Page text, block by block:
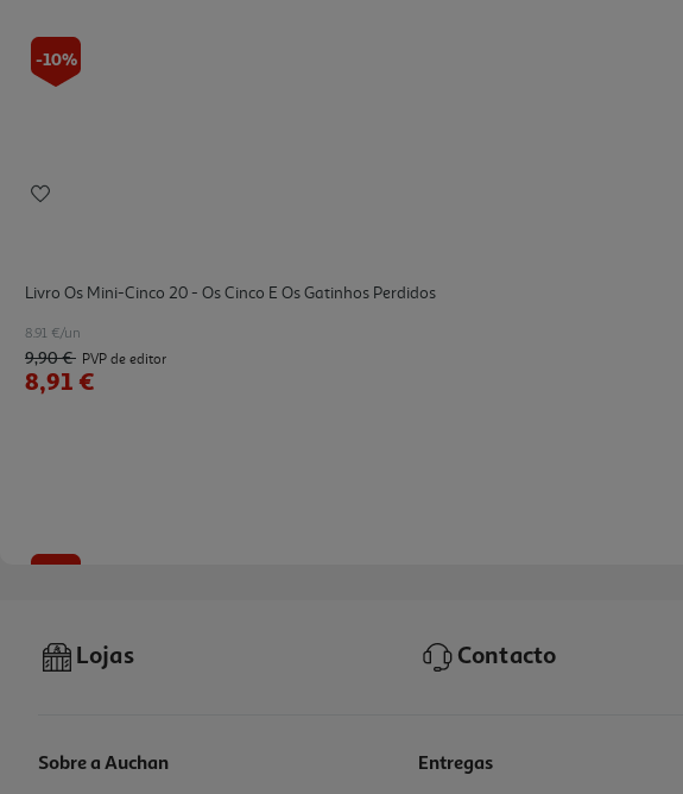
-10%
Livro Os Mini-Cinco 20 - Os Cinco E Os Gatinhos Perdidos
8.91 €/un
9,90 € PVP de editor
8,91 €
Lojas Contacto
Sobre a Auchan Entregas